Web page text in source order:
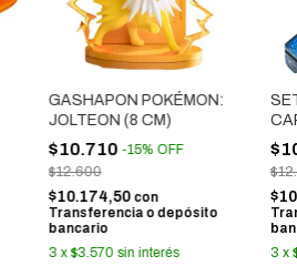
GASHAPON POKÉMON:
JOLTEON (8 CM)
$10.710-15%OFF
$12.600
$10.174,50con
Transferencia o depósito
bancario
3 x$3.570 sin interés
3 x